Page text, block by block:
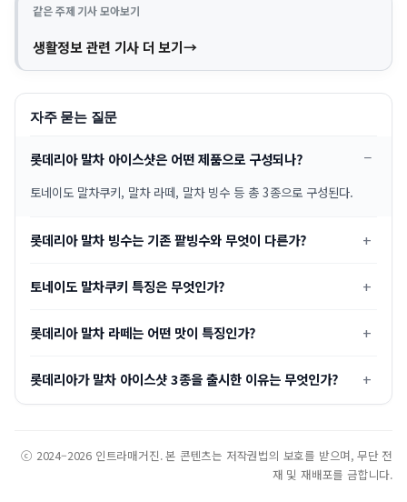
같은 주제 기사 모아보기
생활정보 관련 기사 더 보기
자주 묻는 질문
롯데리아 말차 아이스샷은 어떤 제품으로 구성되나?
토네이도 말차쿠키, 말차 라떼, 말차 빙수 등 총 3종으로 구성된다.
롯데리아 말차 빙수는 기존 팥빙수와 무엇이 다른가?
토네이도 말차쿠키 특징은 무엇인가?
롯데리아 말차 라떼는 어떤 맛이 특징인가?
롯데리아가 말차 아이스샷 3종을 출시한 이유는 무엇인가?
ⓒ 2024–2026 인트라매거진. 본 콘텐츠는 저작권법의 보호를 받으며, 무단 전
재 및 재배포를 금합니다.